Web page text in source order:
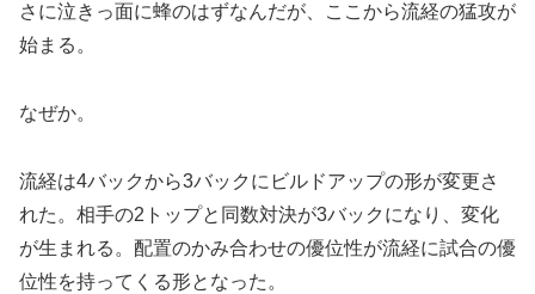
さに泣きっ面に蜂のはずなんだが、ここから流経の猛攻が
始まる。
なぜか。
流経は4バックから3バックにビルドアップの形が変更さ
れた。相手の2トップと同数対決が3バックになり、変化
が生まれる。配置のかみ合わせの優位性が流経に試合の優
位性を持ってくる形となった。